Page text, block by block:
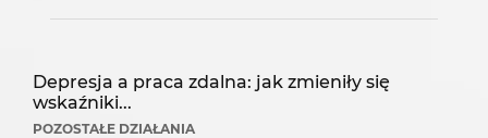
Depresja a praca zdalna: jak zmieniły się
wskaźniki...
POZOSTAŁE DZIAŁANIA